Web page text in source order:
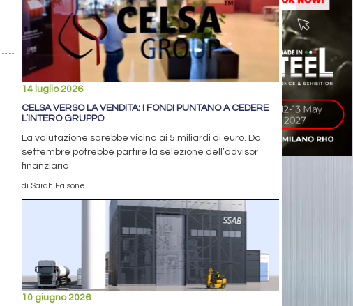
14 luglio 2026
CELSA VERSO LA VENDITA: I FONDI PUNTANO A CEDERE
L’INTERO GRUPPO
La valutazione sarebbe vicina ai 5 miliardi di euro. Da
settembre potrebbe partire la selezione dell’advisor
finanziario
di Sarah Falsone
10 giugno 2026